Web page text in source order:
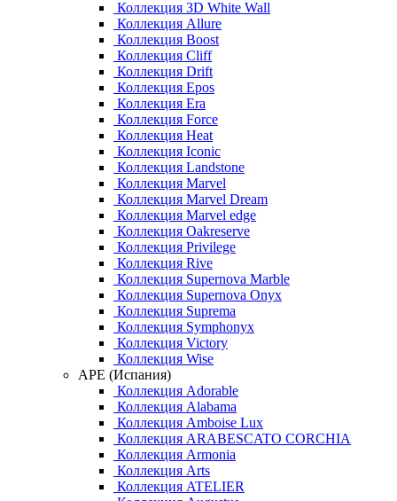
Коллекция 3D White Wall
Коллекция Allure
Коллекция Boost
Коллекция Cliff
Коллекция Drift
Коллекция Epos
Коллекция Era
Коллекция Force
Коллекция Heat
Коллекция Iconic
Коллекция Landstone
Коллекция Marvel
Коллекция Marvel Dream
Коллекция Marvel edge
Коллекция Oakreserve
Коллекция Privilege
Коллекция Rive
Коллекция Supernova Marble
Коллекция Supernova Onyx
Коллекция Suprema
Коллекция Symphonyx
Коллекция Victory
Коллекция Wise
APE (Испания)
Коллекция Adorable
Коллекция Alabama
Коллекция Amboise Lux
Коллекция ARABESCATO CORCHIA
Коллекция Armonia
Коллекция Arts
Коллекция ATELIER